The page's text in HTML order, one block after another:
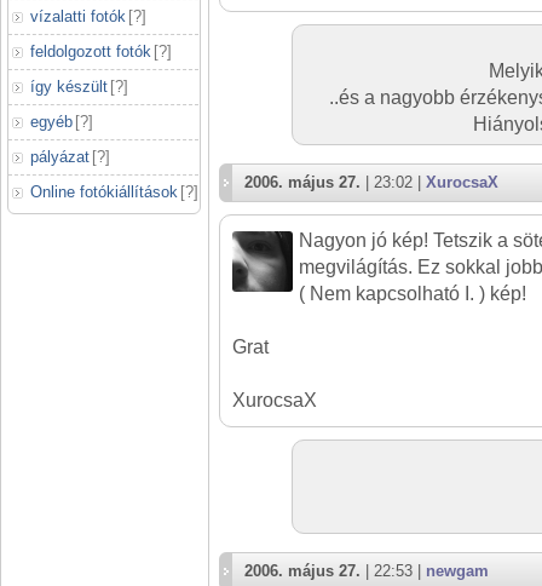
vízalatti fotók [?]
feldolgozott fotók [?]
így készült [?]
egyéb [?]
pályázat [?]
Online fotókiállítások [?]
..és a nagyobb
2006. május 27. | 23:02 | XurocsaX
Nagyon jó kép! Tetszik a
megvilágítás. Ez sokkal
( Nem kapcsolható I. ) kép!
Grat
XurocsaX
2006. május 27. | 22:53 | newgam